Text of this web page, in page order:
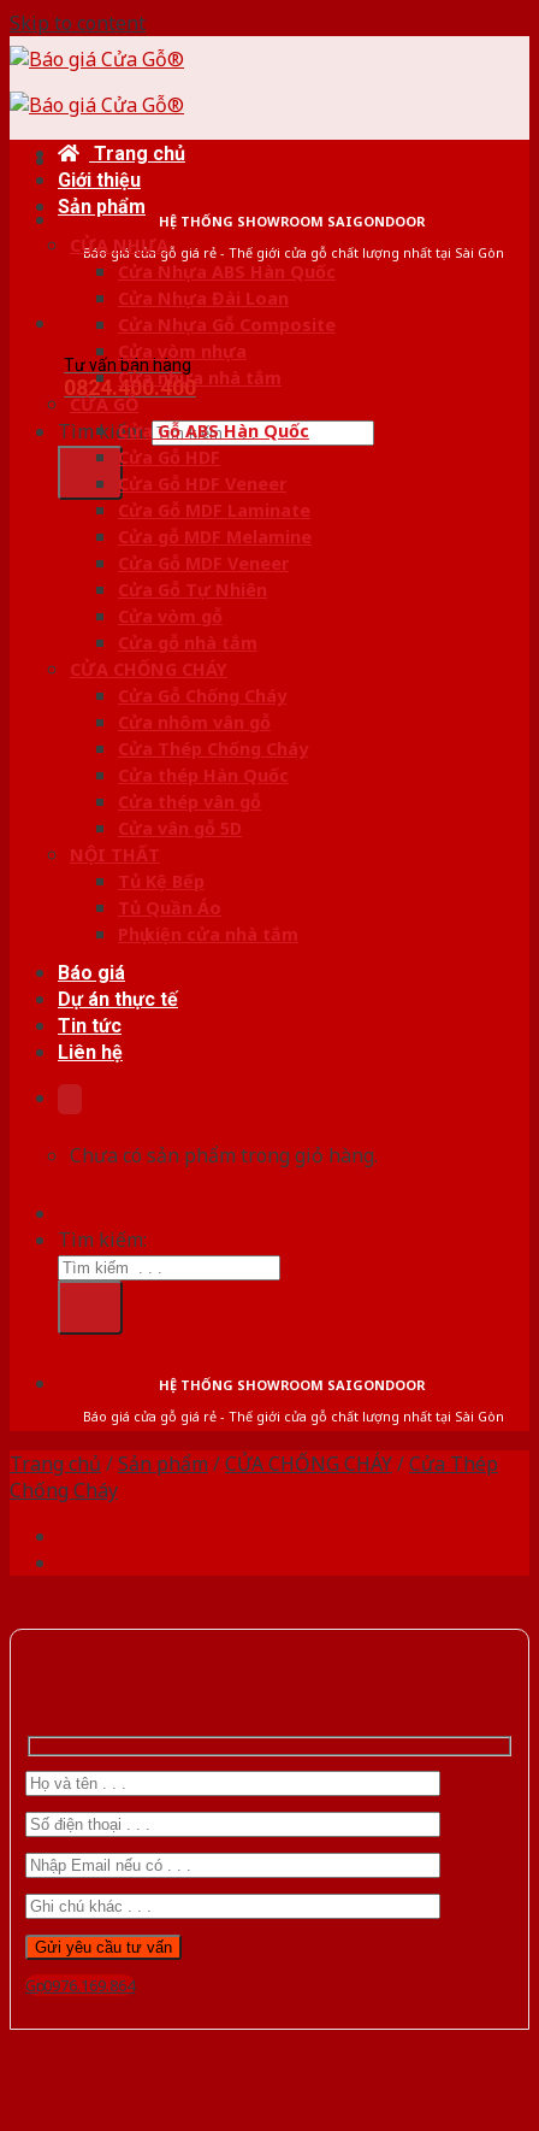
Skip to content
HỆ THỐNG SHOWROOM SAIGONDOOR
Báo giá cửa gỗ giá rẻ - Thế giới cửa gỗ chất lượng nhất tại Sài Gòn
Tư vấn bán hàng
0824.400.400
Tìm kiếm:
Trang chủ
Giới thiệu
Sản phẩm
CỬA NHỰA
Cửa Nhựa ABS Hàn Quốc
Cửa Nhựa Đài Loan
Cửa Nhựa Gỗ Composite
Cửa vòm nhựa
Cửa nhựa nhà tắm
CỬA GỖ
Cửa Gỗ ABS Hàn Quốc
Cửa Gỗ HDF
Cửa Gỗ HDF Veneer
Cửa Gỗ MDF Laminate
Cửa gỗ MDF Melamine
Cửa Gỗ MDF Veneer
Cửa Gỗ Tự Nhiên
Cửa vòm gỗ
Cửa gỗ nhà tắm
CỬA CHỐNG CHÁY
Cửa Gỗ Chống Cháy
Cửa nhôm vân gỗ
Cửa Thép Chống Cháy
Cửa thép Hàn Quốc
Cửa thép vân gỗ
Cửa vân gỗ 5D
NỘI THẤT
Tủ Kệ Bếp
Tủ Quần Áo
Phụ kiện cửa nhà tắm
Báo giá
Dự án thực tế
Tin tức
Liên hệ
Chưa có sản phẩm trong giỏ hàng.
Tìm kiếm:
HỆ THỐNG SHOWROOM SAIGONDOOR
Báo giá cửa gỗ giá rẻ - Thế giới cửa gỗ chất lượng nhất tại Sài Gòn
Trang chủ /Sản phẩm /CỬA CHỐNG CHÁY/Cửa Thép
Chống Cháy
Gọi 0976.169.864